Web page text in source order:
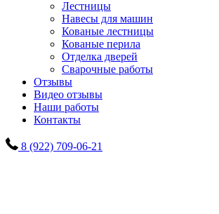
Лестницы
Навесы для машин
Кованые лестницы
Кованые перила
Отделка дверей
Сварочные работы
Отзывы
Видео отзывы
Наши работы
Контакты
8 (922) 709-06-21